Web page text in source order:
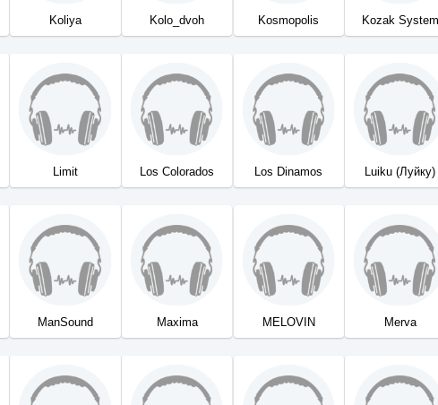
Koliya Kolo_dvoh Kosmopolis Kozak System
Limit Los Colorados Los Dinamos Luiku (Луйку)
ManSound Maxima MELOVIN Merva